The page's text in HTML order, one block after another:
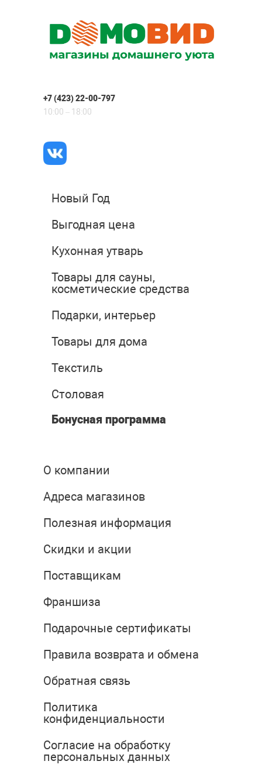
+7 (423) 22-00-797
10:00 – 18:00
Новый Год
Выгодная цена
Кухонная утварь
Товары для сауны,
косметические средства
Подарки, интерьер
Товары для дома
Текстиль
Столовая
Бонусная программа
О компании
Адреса магазинов
Полезная информация
Скидки и акции
Поставщикам
Франшиза
Подарочные сертификаты
Правила возврата и обмена
Обратная связь
Политика
конфиденциальности
Согласие на обработку
персональных данных